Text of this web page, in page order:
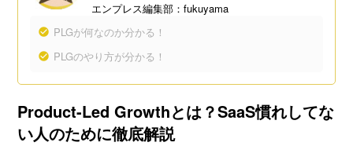
エンプレス編集部：fukuyama
PLGが何なのか分かる！
PLGのやり方が分かる！
Product-Led Growthとは？SaaS慣れしてな
い人のために徹底解説